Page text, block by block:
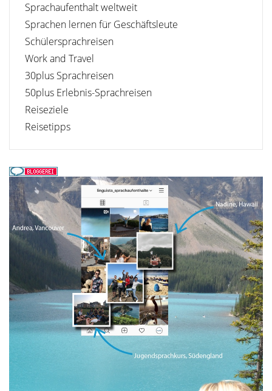
Sprachaufenthalt weltweit
Sprachen lernen für Geschäftsleute
Schülersprachreisen
Work and Travel
30plus Sprachreisen
50plus Erlebnis-Sprachreisen
Reiseziele
Reisetipps